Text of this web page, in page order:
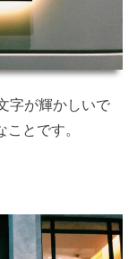
字が輝かしいで
とです。